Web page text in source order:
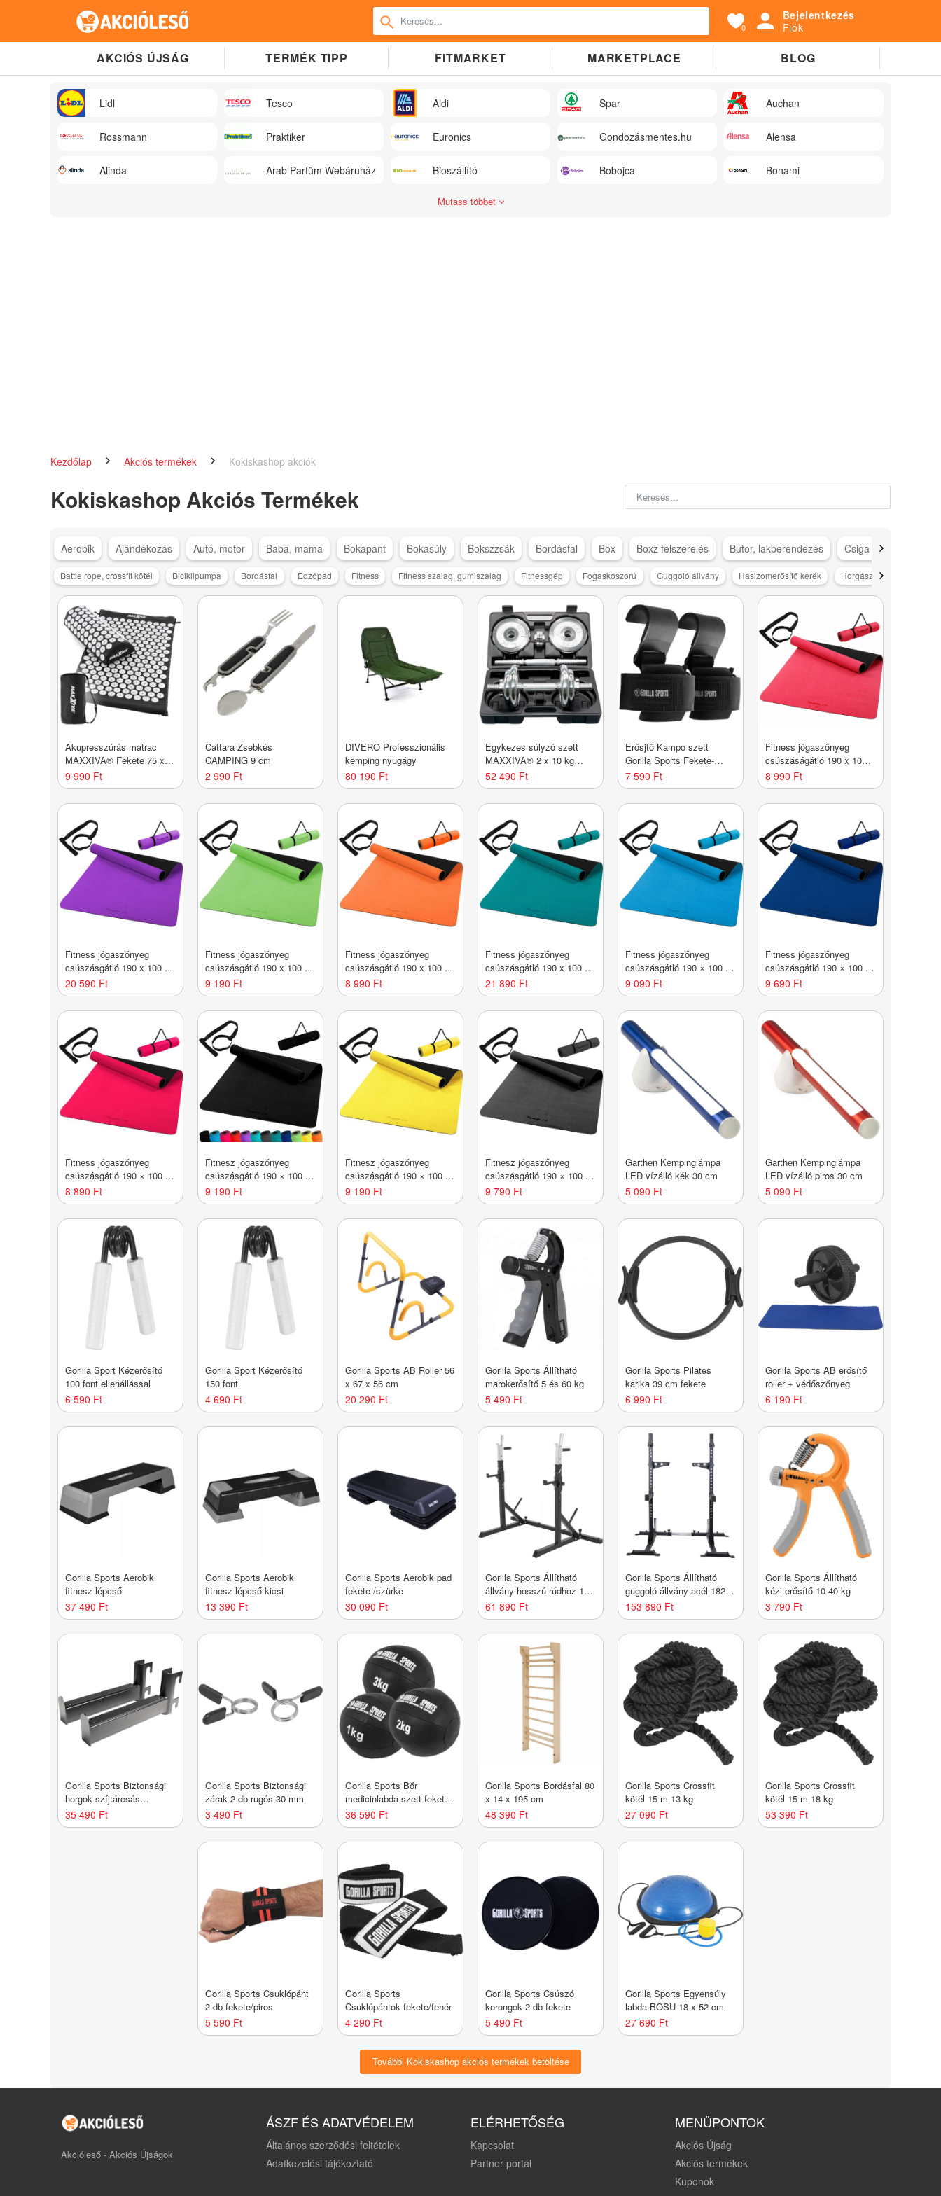
0
Bejelentkezés
Fiók
AKCIÓS ÚJSÁG TERMÉK TIPP FITMARKET MARKETPLACE BLOG
Lidl Tesco Aldi Spar Auchan
Rossmann Praktiker Euronics Gondozásmentes.hu Alensa
Alinda Arab Parfüm Webáruház Bioszállító Bobojca Bonami
Mutass többet
Kezdőlap Akciós termékek Kokiskashop akciók
Kokiskashop Akciós Termékek
Aerobik Ajándékozás Autó, motor Baba, mama Bokapánt Bokasúly Bokszzsák Bordásfal Box Boxz felszerelés Bútor, lakberendezés Csiga gép kiegészítő
Battle rope, crossfit kötél Biciklipumpa Bordásfal Edzőpad Fitness Fitness szalag, gumiszalag Fitnessgép Fogaskoszorú Guggoló állvány Hasizomerősítő kerék Horgászat
Akupresszúrás matrac
MAXXIVA® Fekete 75 x
42 cm
9 990 Ft
Cattara Zsebkés
CAMPING 9 cm
2 990 Ft
DIVERO Professzionális
kemping nyugágy
80 190 Ft
Egykezes súlyzó szett
MAXXIVA® 2 x 10 kg
krómozott
52 490 Ft
Erősjtő Kampo szett
Gorilla Sports Fekete-
Fehér 2 db
7 590 Ft
Fitness jógaszőnyeg
csúszáságátló 190 x 100 x
0,6 cm piros
8 990 Ft
Fitness jógaszőnyeg
csúszásgátló 190 x 100 x
0,6 cm lila
20 590 Ft
Fitness jógaszőnyeg
csúszásgátló 190 x 100 x
0,6 cm lime
9 190 Ft
Fitness jógaszőnyeg
csúszásgátló 190 x 100 x
0,6cm narancss.
8 990 Ft
Fitness jógaszőnyeg
csúszásgátló 190 x 100 x
60 cm petróleum
21 890 Ft
Fitness jógaszőnyeg
csúszásgátló 190 × 100 x
0,6 cm ciánkék
9 090 Ft
Fitness jógaszőnyeg
csúszásgátló 190 × 100 x
0,6 cm sötétkék
9 690 Ft
Fitness jógaszőnyeg
csúszásgátló 190 × 100 x
0,6cm rózsaszín
8 890 Ft
Fitnesz jógaszőnyeg
csúszásgátló 190 × 100 x
0,6 cm fekete
9 190 Ft
Fitnesz jógaszőnyeg
csúszásgátló 190 × 100 x
0,6 cm sárga
9 190 Ft
Fitnesz jógaszőnyeg
csúszásgátló 190 × 100 x
0,6 cm szürke
9 790 Ft
Garthen Kempinglámpa
LED vízálló kék 30 cm
5 090 Ft
Garthen Kempinglámpa
LED vízálló piros 30 cm
5 090 Ft
Gorilla Sport Kézerősítő
100 font ellenállással
6 590 Ft
Gorilla Sport Kézerősítő
150 font
4 690 Ft
Gorilla Sports AB Roller 56
x 67 x 56 cm
20 290 Ft
Gorilla Sports Állítható
marokerősítő 5 és 60 kg
5 490 Ft
Gorilla Sports Pilates
karika 39 cm fekete
6 990 Ft
Gorilla Sports AB erősítő
roller + védőszőnyeg
6 190 Ft
Gorilla Sports Aerobik
fitnesz lépcső
37 490 Ft
Gorilla Sports Aerobik
fitnesz lépcső kicsi
13 390 Ft
Gorilla Sports Aerobik pad
fekete-/szürke
30 090 Ft
Gorilla Sports Állítható
állvány hosszú rúdhoz 190
cm
61 890 Ft
Gorilla Sports Állítható
guggoló állvány acél 182
cm
153 890 Ft
Gorilla Sports Állítható
kézi erősítő 10-40 kg
3 790 Ft
Gorilla Sports Biztonsági
horgok szíjtárcsás
tornyokhoz
35 490 Ft
Gorilla Sports Biztonsági
zárak 2 db rugós 30 mm
3 490 Ft
Gorilla Sports Bőr
medicinlabda szett fekete
6 kg 3 db
36 590 Ft
Gorilla Sports Bordásfal 80
x 14 x 195 cm
48 390 Ft
Gorilla Sports Crossfit
kötél 15 m 13 kg
27 090 Ft
Gorilla Sports Crossfit
kötél 15 m 18 kg
53 390 Ft
Gorilla Sports Csuklópánt
2 db fekete/piros
5 590 Ft
Gorilla Sports
Csuklópántok fekete/fehér
4 290 Ft
Gorilla Sports Csúszó
korongok 2 db fekete
5 490 Ft
Gorilla Sports Egyensúly
labda BOSU 18 x 52 cm
27 690 Ft
További Kokiskashop akciós termékek betöltése
Akcióleső - Akciós Újságok
ÁSZF ÉS ADATVÉDELEM
Általános szerződési feltételek
Adatkezelési tájékoztató
ELÉRHETŐSÉG
Kapcsolat
Partner portál
MENÜPONTOK
Akciós Újság
Akciós termékek
Kuponok